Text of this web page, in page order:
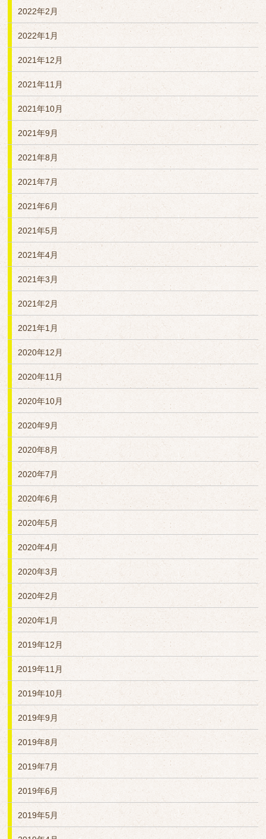
2022年2月
2022年1月
2021年12月
2021年11月
2021年10月
2021年9月
2021年8月
2021年7月
2021年6月
2021年5月
2021年4月
2021年3月
2021年2月
2021年1月
2020年12月
2020年11月
2020年10月
2020年9月
2020年8月
2020年7月
2020年6月
2020年5月
2020年4月
2020年3月
2020年2月
2020年1月
2019年12月
2019年11月
2019年10月
2019年9月
2019年8月
2019年7月
2019年6月
2019年5月